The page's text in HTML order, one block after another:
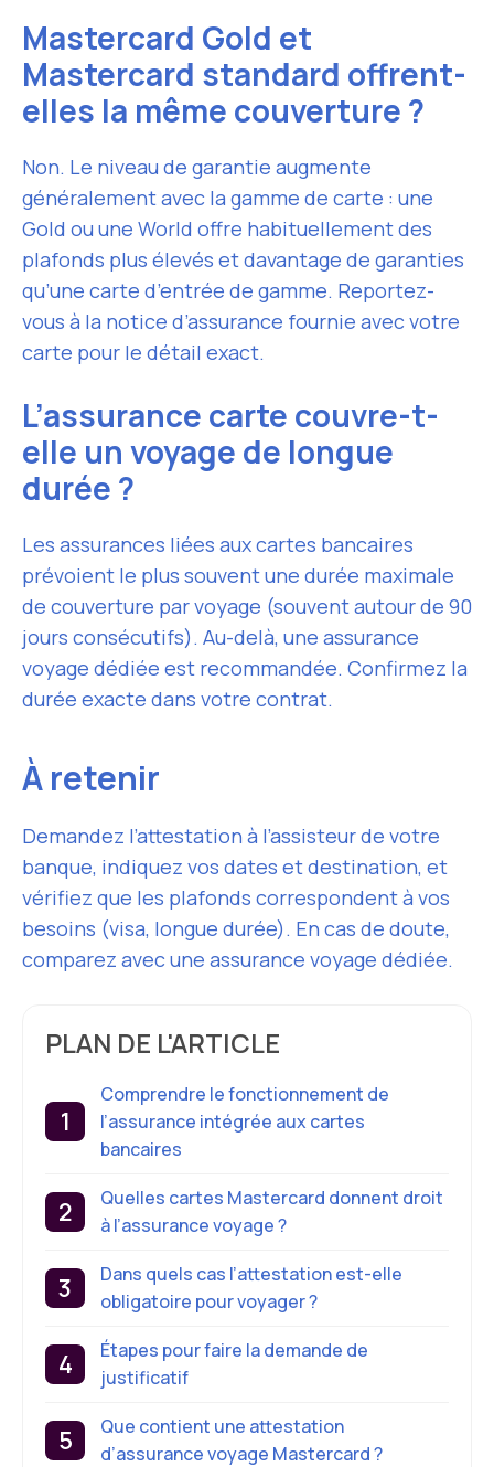
Mastercard Gold et
Mastercard standard offrent-
elles la même couverture ?
Non. Le niveau de garantie augmente
généralement avec la gamme de carte : une
Gold ou une World offre habituellement des
plafonds plus élevés et davantage de garanties
qu’une carte d’entrée de gamme. Reportez-
vous à la notice d’assurance fournie avec votre
carte pour le détail exact.
L’assurance carte couvre-t-
elle un voyage de longue
durée ?
Les assurances liées aux cartes bancaires
prévoient le plus souvent une durée maximale
de couverture par voyage (souvent autour de 90
jours consécutifs). Au-delà, une assurance
voyage dédiée est recommandée. Confirmez la
durée exacte dans votre contrat.
À retenir
Demandez l’attestation à l’assisteur de votre
banque, indiquez vos dates et destination, et
vérifiez que les plafonds correspondent à vos
besoins (visa, longue durée). En cas de doute,
comparez avec une assurance voyage dédiée.
PLAN DE L'ARTICLE
Comprendre le fonctionnement de
l’assurance intégrée aux cartes
bancaires
Quelles cartes Mastercard donnent droit
à l’assurance voyage ?
Dans quels cas l’attestation est-elle
obligatoire pour voyager ?
Étapes pour faire la demande de
justificatif
Que contient une attestation
d’assurance voyage Mastercard ?